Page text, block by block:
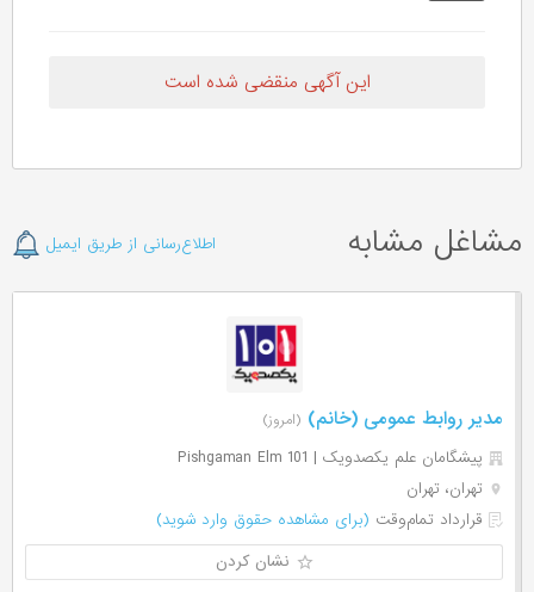
این آگهی منقضی شده است
مشاغل مشابه اطلاع‌رسانی از طریق ایمیل
مدیر روابط عمومی (خانم) (امروز)
پیشگامان علم یکصدویک | Pishgaman Elm 101
تهران، تهران
قرارداد تمام‌وقت (برای مشاهده حقوق وارد شوید)
نشان کردن